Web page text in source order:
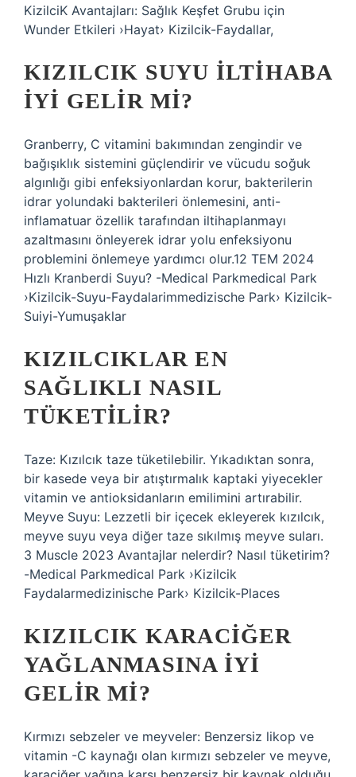
KizilciK Avantajları: Sağlık Keşfet Grubu için
Wunder Etkileri ›Hayat› Kizilcik-Faydallar,
KIZILCIK SUYU ILTIHABA
IYI GELIR MI?
Granberry, C vitamini bakımından zengindir ve
bağışıklık sistemini güçlendirir ve vücudu soğuk
algınlığı gibi enfeksiyonlardan korur, bakterilerin
idrar yolundaki bakterileri önlemesini, anti-
inflamatuar özellik tarafından iltihaplanmayı
azaltmasını önleyerek idrar yolu enfeksiyonu
problemini önlemeye yardımcı olur.12 TEM 2024
Hızlı Kranberdi Suyu? -Medical Parkmedical Park
›Kizilcik-Suyu-Faydalarimmedizische Park› Kizilcik-
Suiyi-Yumuşaklar
KIZILCIKLAR EN
SAĞLIKLI NASIL
TÜKETILIR?
Taze: Kızılcık taze tüketilebilir. Yıkadıktan sonra,
bir kasede veya bir atıştırmalık kaptaki yiyecekler
vitamin ve antioksidanların emilimini artırabilir.
Meyve Suyu: Lezzetli bir içecek ekleyerek kızılcık,
meyve suyu veya diğer taze sıkılmış meyve suları.
3 Muscle 2023 Avantajlar nelerdir? Nasıl tüketirim?
-Medical Parkmedical Park ›Kizilcik
Faydalarmedizinische Park› Kizilcik-Places
KIZILCIK KARACIĞER
YAĞLANMASINA IYI
GELIR MI?
Kırmızı sebzeler ve meyveler: Benzersiz likop ve
vitamin -C kaynağı olan kırmızı sebzeler ve meyve,